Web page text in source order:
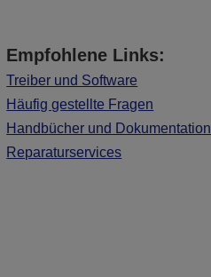
Empfohlene Links:
Treiber und Software
Häufig gestellte Fragen
Handbücher und Dokumentation
Reparaturservices